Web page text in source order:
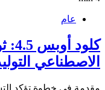
عام
الاصطناعي
مقدمة في خطوة تؤكد